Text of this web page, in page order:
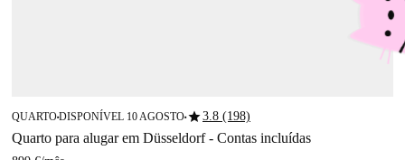
QUARTO■DISPONÍVEL 10 AGOSTO■star3.8 (198)
Quarto para alugar em Düsseldorf - Contas incluídas